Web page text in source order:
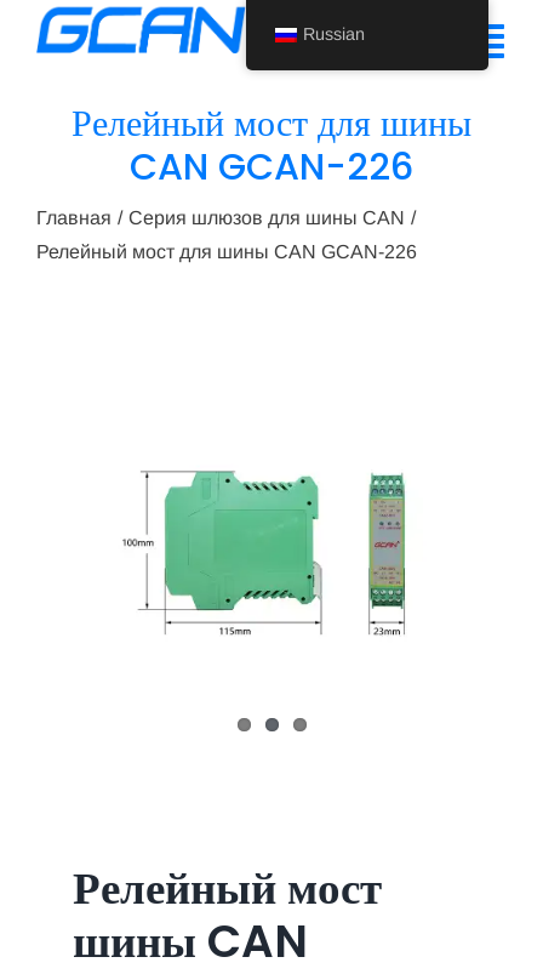
Перейти
Главная
Поддержка
Релейный мост для шины
CAN GCAN-226
Главная
Серия шлюзов для шины CAN
Релейный мост для шины CAN GCAN-226
Релейный мост
шины CAN
Russian